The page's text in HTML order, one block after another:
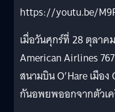
https://youtu.be/
เมื่อวันศุกร์ที่ 28 ตุลาค
American Airlines
สนามบิน O’Hare เมือ
กันอพยพออกจากตัวเ